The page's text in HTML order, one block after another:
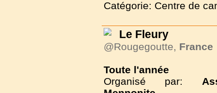
Catégorie: Centre de
Le Fleury
@Rougegoutte, France
Toute l'année
Organisé par: